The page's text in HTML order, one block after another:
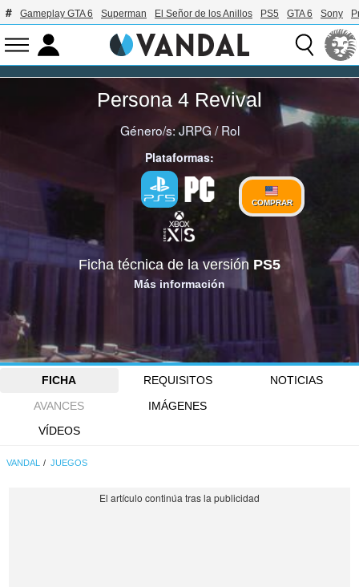
Gameplay GTA 6 Superman El Señor de los Anillos PS5 GTA 6 Sony
Persona 4 Revival
Género/s:JRPG /Rol
Plataformas:
COMPRAR
Ficha técnica de la versión PS5
Más información
FICHA REQUISITOS
NOTICIAS
AVANCES
IMÁGENES
VÍDEOS
VANDAL JUEGOS